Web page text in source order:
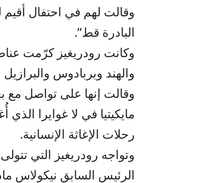
وقالت لهم في احتفال
البادرة قط”.
وكانت رودريغيز كرّمت
والهند وبربادوس
وقالت إنها على تواصل مع
مايكيتيا في لا غوايرا
رحلات الإغاثة الإنسانية.
وتواجه رودريغيز التي
الرئيس السابق نيكولاس